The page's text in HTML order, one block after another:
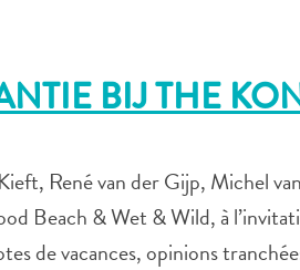
BIJ THE
René van der Gijp, Michel
Beach & Wet & Wild, à
de vacances, opinions